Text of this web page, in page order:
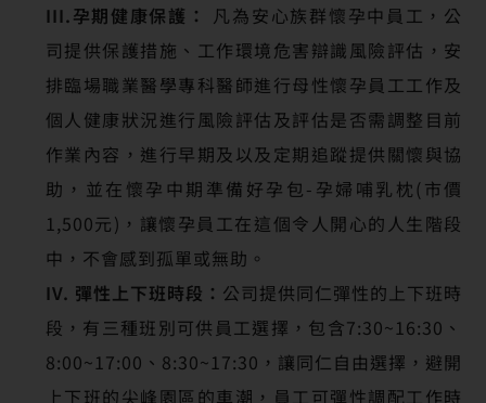
III.孕期健康保護：
凡為安心族群懷孕中員工，公
司提供保護措施、工作環境危害辯識風險評估，安
排臨場職業醫學專科醫師進行母性懷孕員工工作及
個人健康狀況進行風險評估及評估是否需調整目前
作業內容，進行早期及以及定期追蹤提供關懷與協
助，並在懷孕中期準備好孕包-孕婦哺乳枕(市價
1,500元)，讓懷孕員工在這個令人開心的人生階段
中，不會感到孤單或無助。
IV. 彈性上下班時段： 公司提供同仁彈性的上下班時
段，有三種班別可供員工選擇，包含7:30~16:30、
8:00~17:00、8:30~17:30，讓同仁自由選擇，避開
上下班的尖峰園區的車潮，員工可彈性調配工作時